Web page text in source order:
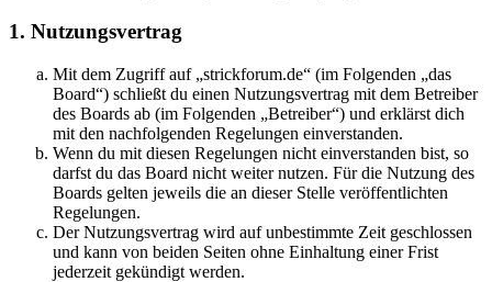
1. Nutzungsvertrag
Mit dem Zugriff auf „strickforum.de“ (im Folgenden „das
Board“) schließt du einen Nutzungsvertrag mit dem Betreiber
des Boards ab (im Folgenden „Betreiber“) und erklärst dich
mit den nachfolgenden Regelungen einverstanden.
Wenn du mit diesen Regelungen nicht einverstanden bist, so
darfst du das Board nicht weiter nutzen. Für die Nutzung des
Boards gelten jeweils die an dieser Stelle veröffentlichten
Regelungen.
Der Nutzungsvertrag wird auf unbestimmte Zeit geschlossen
und kann von beiden Seiten ohne Einhaltung einer Frist
jederzeit gekündigt werden.